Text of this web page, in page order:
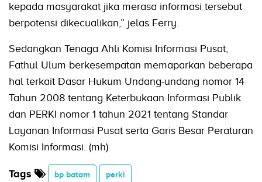
kepada masyarakat jika merasa informasi tersebut
berpotensi dikecualikan,” jelas Ferry.
Sedangkan Tenaga Ahli Komisi Informasi Pusat,
Fathul Ulum berkesempatan memaparkan beberapa
hal terkait Dasar Hukum Undang-undang nomor 14
Tahun 2008 tentang Keterbukaan Informasi Publik
dan PERKI nomor 1 tahun 2021 tentang Standar
Layanan Informasi Pusat serta Garis Besar Peraturan
Komisi Informasi. (mh)
Tags bp batam perki